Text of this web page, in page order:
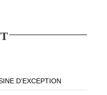
D’EXCEPTION